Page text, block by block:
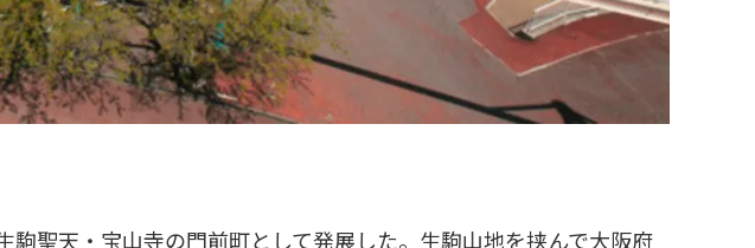
聖天・宝山寺の門前町として発展した。生駒山地を挟んで大阪府